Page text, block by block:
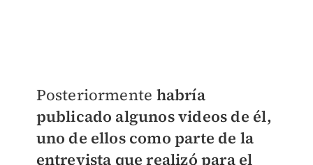
Posteriormente habría
publicado algunos videos de él,
uno de ellos como parte de la
entrevista que realizó para el